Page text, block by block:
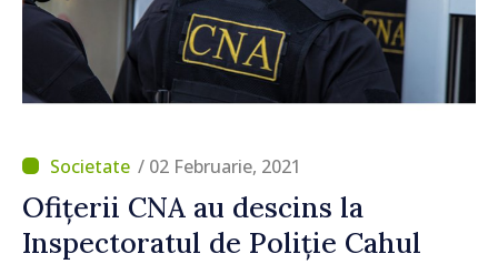
/ 02 Februarie, 2021
Ofițerii CNA au descins la
Inspectoratul de Poliție Cahul